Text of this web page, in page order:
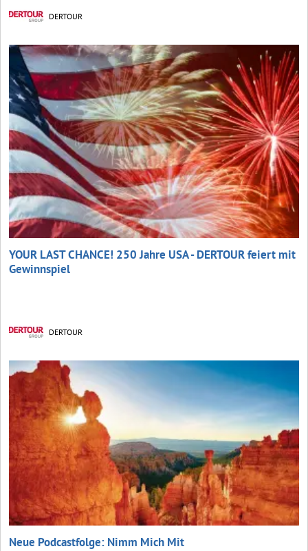
DERTOUR
YOUR LAST CHANCE! 250 Jahre USA - DERTOUR feiert mit
Gewinnspiel
DERTOUR
Neue Podcastfolge: Nimm Mich Mit